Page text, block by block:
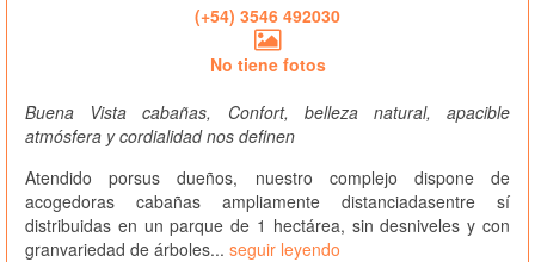
(+54) 3546 492030
No tiene fotos
Buena Vista cabañas, Confort, belleza natural, apacible
atmósfera y cordialidad nos definen
Atendido porsus dueños, nuestro complejo dispone de
acogedoras cabañas ampliamente distanciadasentre sí
distribuidas en un parque de 1 hectárea, sin desniveles y con
granvariedad de árboles... seguir leyendo